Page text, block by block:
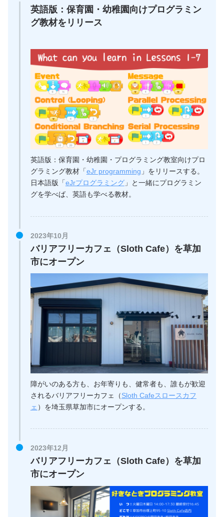
英語版：保育園・幼稚園向けプログラミン
グ教材をリリース
英語版：保育園・幼稚園・プログラミング教室向けプロ
グラミング教材「eJr programming 」をリリースする。
日本語版「eJrプログラミング」と一緒にプログラミン
グを学べば、英語も学べる教材。
2023年10月
バリアフリーカフェ（Sloth Cafe）を草加
市にオープン
障がいのある方も、お年寄りも、健常者も、誰もが歓迎
されるバリアフリーカフェ（Sloth Cafeスロースカフ
ェ ）を埼玉県草加市にオープンする。
2023年12月
バリアフリーカフェ（Sloth Cafe）を草加
市にオープン